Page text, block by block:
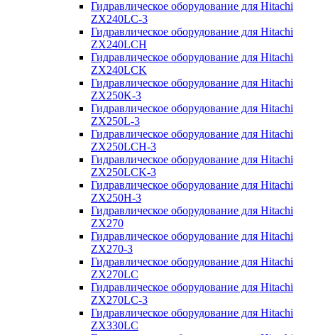
Гидравлическое оборудование для Hitachi
ZX240LC-3
Гидравлическое оборудование для Hitachi
ZX240LCH
Гидравлическое оборудование для Hitachi
ZX240LCK
Гидравлическое оборудование для Hitachi
ZX250K-3
Гидравлическое оборудование для Hitachi
ZX250L-3
Гидравлическое оборудование для Hitachi
ZX250LCH-3
Гидравлическое оборудование для Hitachi
ZX250LCK-3
Гидравлическое оборудование для Hitachi
ZX250Н-3
Гидравлическое оборудование для Hitachi
ZX270
Гидравлическое оборудование для Hitachi
ZX270-3
Гидравлическое оборудование для Hitachi
ZX270LC
Гидравлическое оборудование для Hitachi
ZX270LC-3
Гидравлическое оборудование для Hitachi
ZX330LC